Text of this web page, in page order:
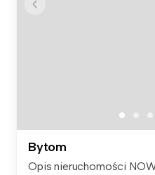
Bytom
Opis nieruchomości